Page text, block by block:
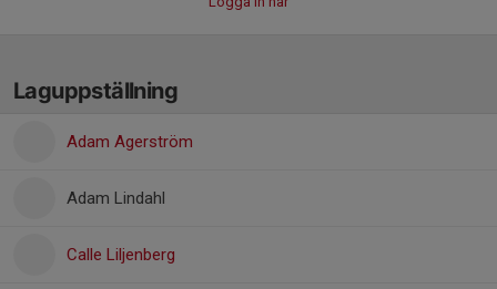
Laguppställning
Adam Agerström
Adam Lindahl
Calle Liljenberg